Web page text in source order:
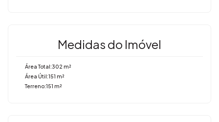
Medidas do Imóvel
Área Total:302 m²
Área Útil:151 m²
Terreno:151 m²